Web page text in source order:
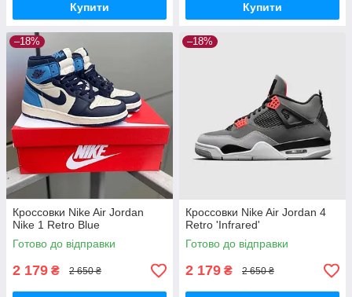
Купити Купити
–18%
Кроссовки Nike Air Jordan
Nike 1 Retro Blue
Готово до відправки
2 179 ₴ 2 650 ₴
–18%
Кроссовки Nike Air Jordan 4
Retro 'Infrared'
Готово до відправки
2 179 ₴ 2 650 ₴